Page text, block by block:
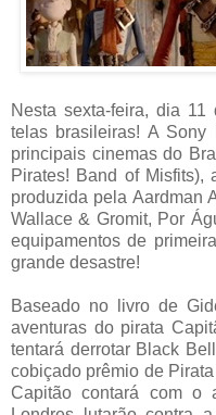
Nesta sexta-feira, dia
telas brasileiras! A
principais cinemas do
Pirates! Band of Misfits),
produzida pela Aardman
Wallace & Gromit, Por
equipamentos de
grande desastre!
Baseado no livro de
aventuras do pirata
tentará derrotar Black
cobiçado prêmio de
Capitão contará com o